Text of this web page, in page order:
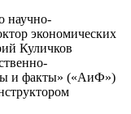
научно-
экономических
Куличков
и факты» («АиФ»)